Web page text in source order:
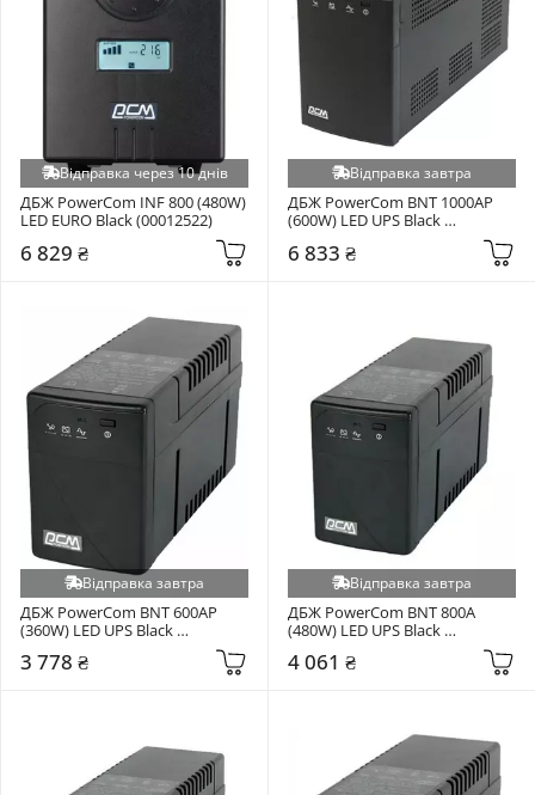
Відправка через 10 днів
ДБЖ PowerCom INF 800 (480W)
LED EURO Black (00012522)
6 829 ₴
Відправка завтра
ДБЖ PowerCom BNT 1000AP
(600W) LED UPS Black
6 833 ₴
Відправка завтра
ДБЖ PowerCom BNT 600AP
(360W) LED UPS Black
3 778 ₴
Відправка завтра
ДБЖ PowerCom BNT 800A
(480W) LED UPS Black
4 061 ₴